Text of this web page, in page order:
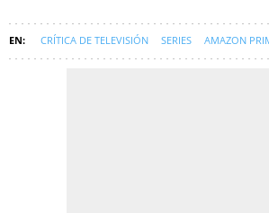
CRÍTICA DE TELEVISIÓN SERIES AMAZON